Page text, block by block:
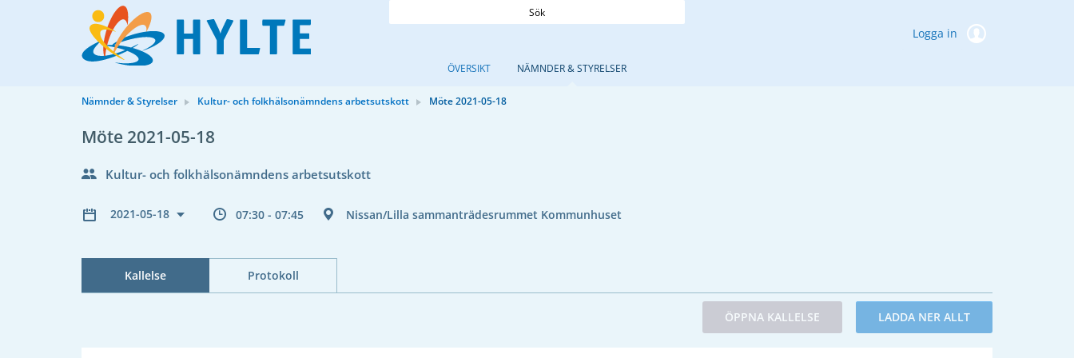
Sök
Logga in
ÖVERSIKT NÄMNDER & STYRELSER
Nämnder & Styrelser Kultur- och folkhälsonämndens arbetsutskott Möte 2021-05-18
Möte 2021-05-18
Kultur- och folkhälsonämndens arbetsutskott
2021-05-18 07:30 - 07:45 Nissan/Lilla sammanträdesrummet Kommunhuset
Kallelse Protokoll
ÖPPNA KALLELSE LADDA NER ALLT